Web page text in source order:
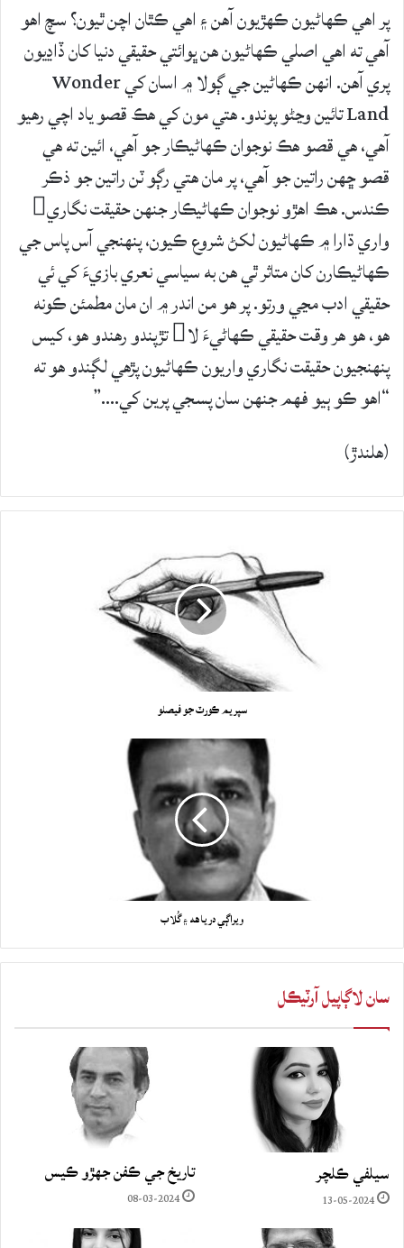
پر اهي ڪهاڻيون ڪهڙيون آهن ۽ اهي ڪٿان اچن ٿيون؟ سچ اهو
آهي ته اهي اصلي ڪهاڻيون هن ڀوائتي حقيقي دنيا کان ڏاڍيون
پري آهن. انهن ڪهاڻين جي ڳولا ۾ اسان کي Wonder
Land تائين وڃڻو پوندو. هتي مون کي هڪ قصو ياد اچي رهيو
آهي، هي قصو هڪ نوجوان ڪهاڻيڪار جو آهي، ائين ته هي
قصو ڇهن راتين جو آهي، پر مان هتي رڳو ٽن راتين جو ذڪر
ڪندس. هڪ اهڙو نوجوان ڪهاڻيڪار جنهن حقيقت نگاري
واري ڌارا ۾ ڪهاڻيون لکڻ شروع ڪيون، پنهنجي آس پاس جي
ڪهاڻيڪارن کان متاثر ٿي هن به سياسي نعري بازيءَ کي ئي
حقيقي ادب مڃي ورتو. پر هو من اندر ۾ ان مان مطمئن ڪونه
هو، هو هر وقت حقيقي ڪهاڻيءَ لا تڙپندو رهندو هو، کيس
پنهنجيون حقيقت نگاري واريون ڪهاڻيون پڙهي لڳندو هو ته
“اهو ڪو ٻيو فهم جنهن سان پسجي پرين کي….”
(هلندڙ)
سپريم ڪورٽ جو فيصلو
ويراڳي درياھه ۽ گُلاب
سان لاڳاپيل آرٽيڪل
سيلفي ڪلچر
13-05-2024
تاريخ جي ڪفن جھڙو ڪيس
08-03-2024